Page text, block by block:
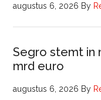
augustus 6, 2026 By
Segro stemt in
mrd euro
augustus 6, 2026 By